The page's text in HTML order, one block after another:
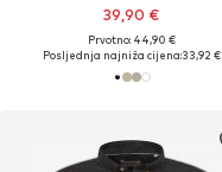
39,90 €
Prvotno: 44,90 €
Posljednja najniža cijena:33,92 €